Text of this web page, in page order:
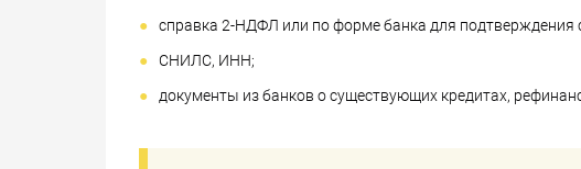
справка 2-НДФЛ или по форме банка для подтверждения
СНИЛС, ИНН;
документы из банков о существующих кредитах,